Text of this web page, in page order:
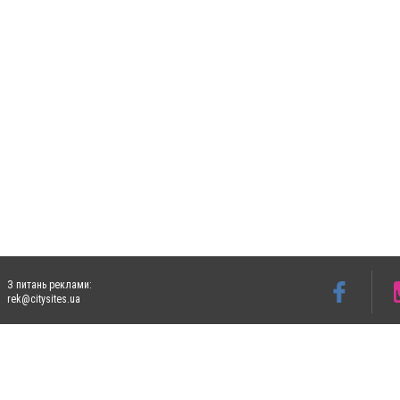
З питань реклами:
rek@citysites.ua